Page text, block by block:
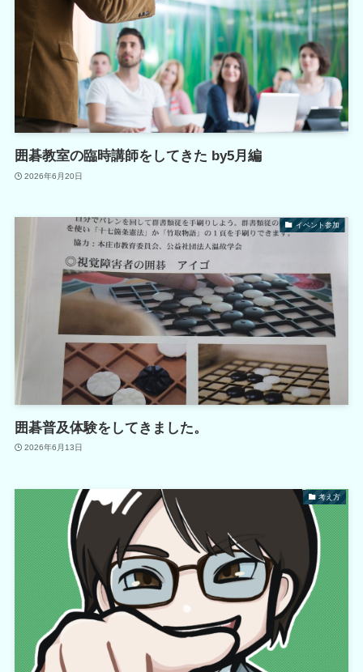
囲碁教室の臨時講師をしてきた by5月編
2026年6月20日
イベント参加
囲碁普及体験をしてきました。
2026年6月13日
考え方